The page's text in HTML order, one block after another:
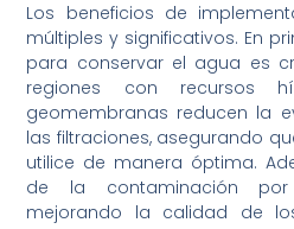
Los beneficios de
múltiples y significativos. En
para conservar el agua es
regiones con recursos
geomembranas reducen la
las filtraciones, asegurando
utilice de manera óptima.
de la contaminación por
mejorando la calidad de